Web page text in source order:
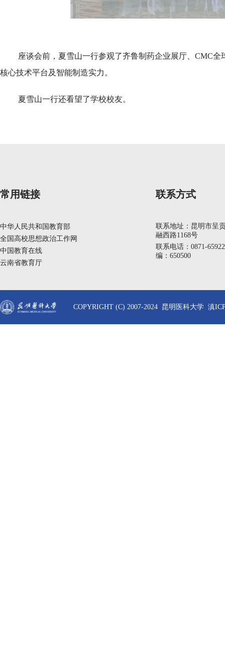
座谈会前，夏雪山一行参观了齐鲁制药企业展厅、CMC
核心技术平台及智能制造实力。
夏雪山一行还看望了学校校友。
常用链接
中华人民共和国教育部
全国高校思想政治工作网
中国教育在线
云南省教育厅
联系方式
联系地址：昆明市呈
融西路1168号
联系电话：0871-
编：650500
COPYRIGHT (C) 2007-2024 昆明医科大学 滇